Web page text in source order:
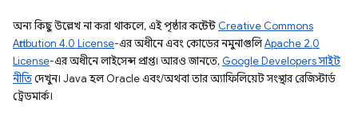
অন্য কিছু উল্লেখ না করা থাকলে, এই পৃষ্ঠার কন্টেন্ট Creative Commons
Attribution 4.0 License-এর অধীনে এবং কোডের নমুনাগুলিApache 2.0
License-এর অধীনে লাইসেন্স প্রাপ্ত। আরও জানতে, Google Developers সাইট
নীতিদেখুন। Java হল Oracle এবং/অথবা তার অ্যাফিলিয়েট সংস্থার রেজিস্টার্ড
ট্রেডমার্ক।